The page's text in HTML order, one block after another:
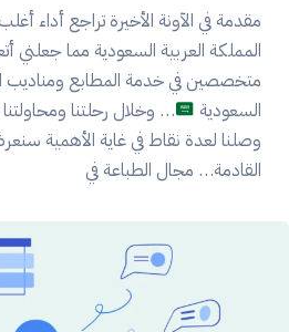
مقدمة في الآونة الأخيرة تراجع أداء
المملكة العربية السعودية مما جعلني
متخصصين في خدمة المطابع ومناديب
السعودية
… وخلال رحلتنا
وصلنا لعدة نقاط في غاية الأهمية
القادمة… مجال الطباعة في